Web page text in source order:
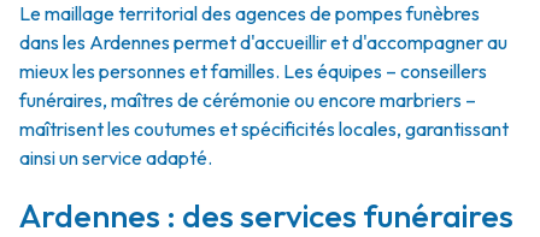
Le maillage territorial des agences de pompes funèbres
dans les Ardennes permet d'accueillir et d'accompagner au
mieux les personnes et familles. Les équipes – conseillers
funéraires, maîtres de cérémonie ou encore marbriers –
maîtrisent les coutumes et spécificités locales, garantissant
ainsi un service adapté.
Ardennes : des services funéraires